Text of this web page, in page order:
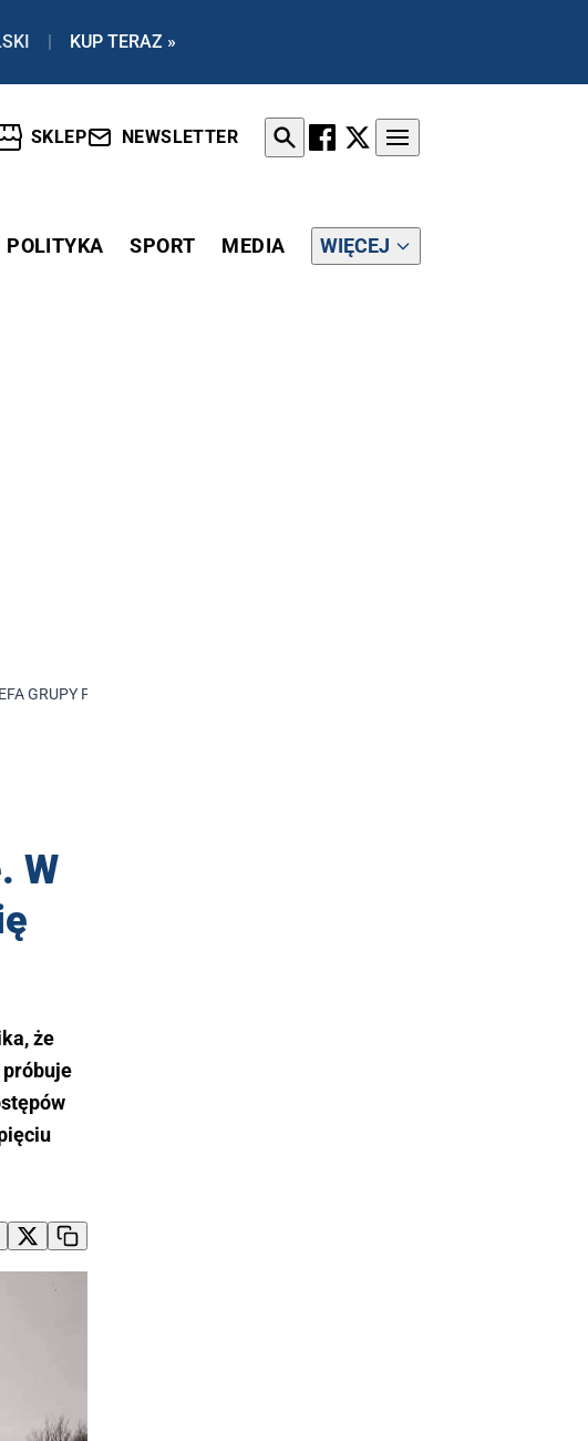
| KUP TERAZ »
SKLEP NEWSLETTER
POLITYKA SPORT MEDIA WIĘCEJ
GRUPY POJAWIA SIĘ „POTĘŻNA UKRAIŃSKA KONTROFENSYWA”
W
że